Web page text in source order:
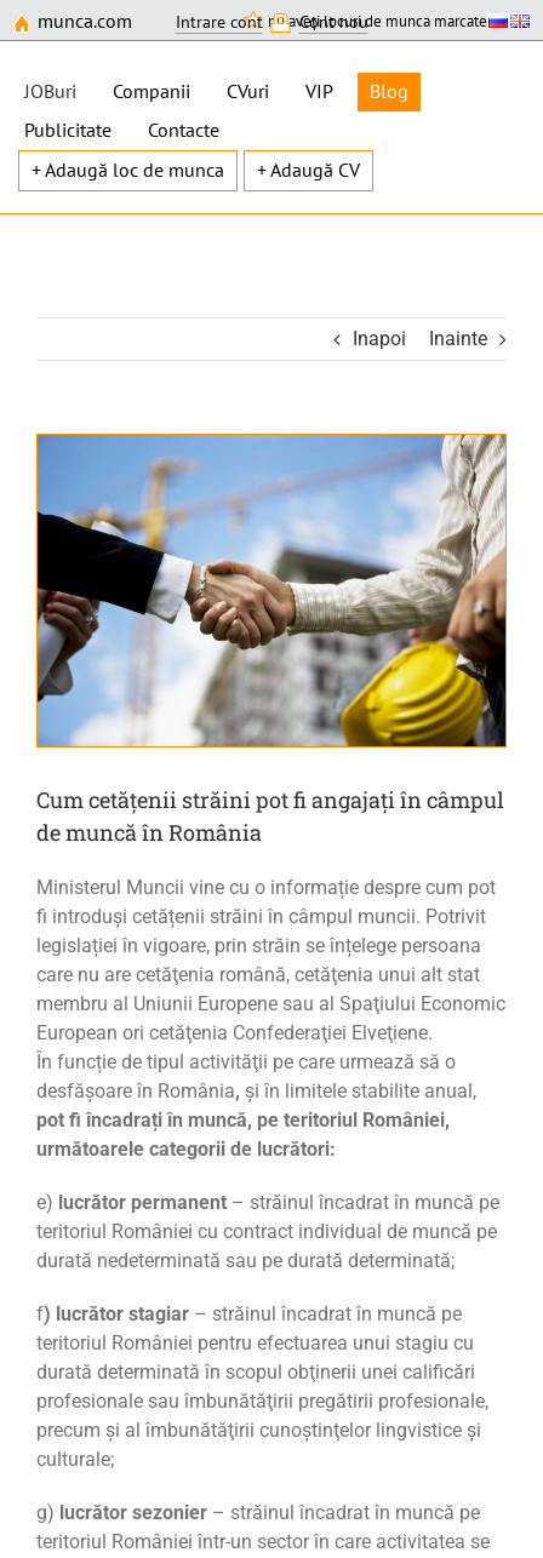
munca.com Intrare cont Cont nou
nu aveți locuri de munca marcate
JOBuri Companii CVuri VIP
Blog
Publicitate
Contacte
+ Adaugă loc de munca
+ Adaugă CV
content
Inapoi Inainte
Image
Cum cetățenii străini pot fi angajați în câmpul
de muncă în România
Ministerul Muncii vine cu o informație despre cum pot
fi introduși cetățenii străini în câmpul muncii. Potrivit
legislației în vigoare, prin străin se înțelege persoana
care nu are cetăţenia română, cetăţenia unui alt stat
membru al Uniunii Europene sau al Spaţiului Economic
European ori cetăţenia Confederaţiei Elveţiene.
În funcție de tipul activităţii pe care urmează să o
desfăşoare în România, și în limitele stabilite anual,
pot fi încadrați în muncă, pe teritoriul României,
următoarele categorii de lucrători:
e) lucrător permanent – străinul încadrat în muncă pe
teritoriul României cu contract individual de muncă pe
durată nedeterminată sau pe durată determinată;
f) lucrător stagiar – străinul încadrat în muncă pe
teritoriul României pentru efectuarea unui stagiu cu
durată determinată în scopul obţinerii unei calificări
profesionale sau îmbunătăţirii pregătirii profesionale,
precum şi al îmbunătăţirii cunoştinţelor lingvistice şi
culturale;
g) lucrător sezonier – străinul încadrat în muncă pe
teritoriul României într-un sector în care activitatea se